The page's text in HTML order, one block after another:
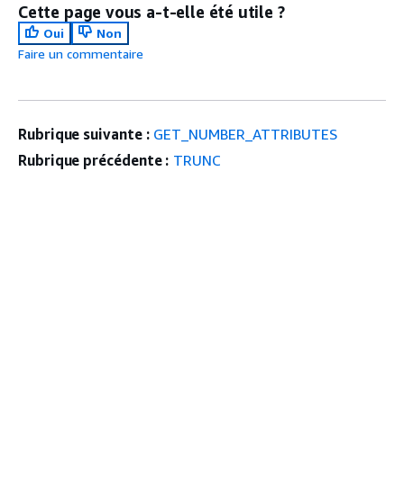
Cette page vous a-t-elle été utile ?
Oui
Non
Faire un commentaire
Rubrique suivante : GET_NUMBER_ATTRIBUTES
Rubrique précédente : TRUNC